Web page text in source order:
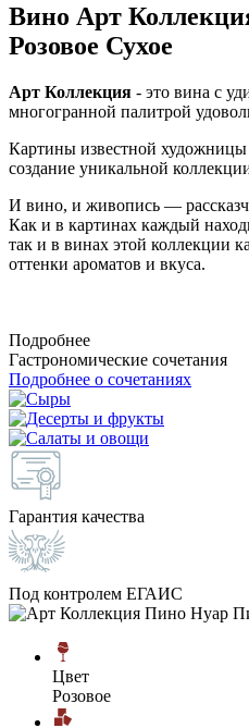
Вино Арт
Розовое Сухое
Арт Коллекция - это вина с
многогранной палитрой
Картины известной
создание уникальной
И вино, и живопись —
Как и в картинах каждый
так и в винах этой коллекции
оттенки ароматов и вкуса.
Подробнее
Гастрономические сочетания
Подробнее о сочетаниях
Гарантия качества
Под контролем ЕГАИС
Цвет
Розовое